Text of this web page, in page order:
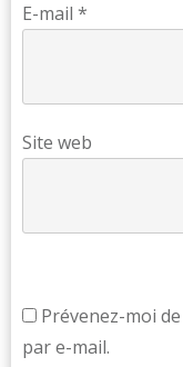
E-mail *
Site web
Prévenez-moi
par e-mail.